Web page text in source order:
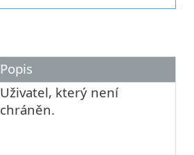
Popis
Uživatel, který není
chráněn.